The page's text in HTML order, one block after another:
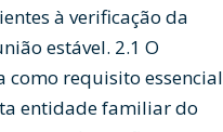
à verificação da
estável. 2.1 O
requisito essencial
entidade familiar do